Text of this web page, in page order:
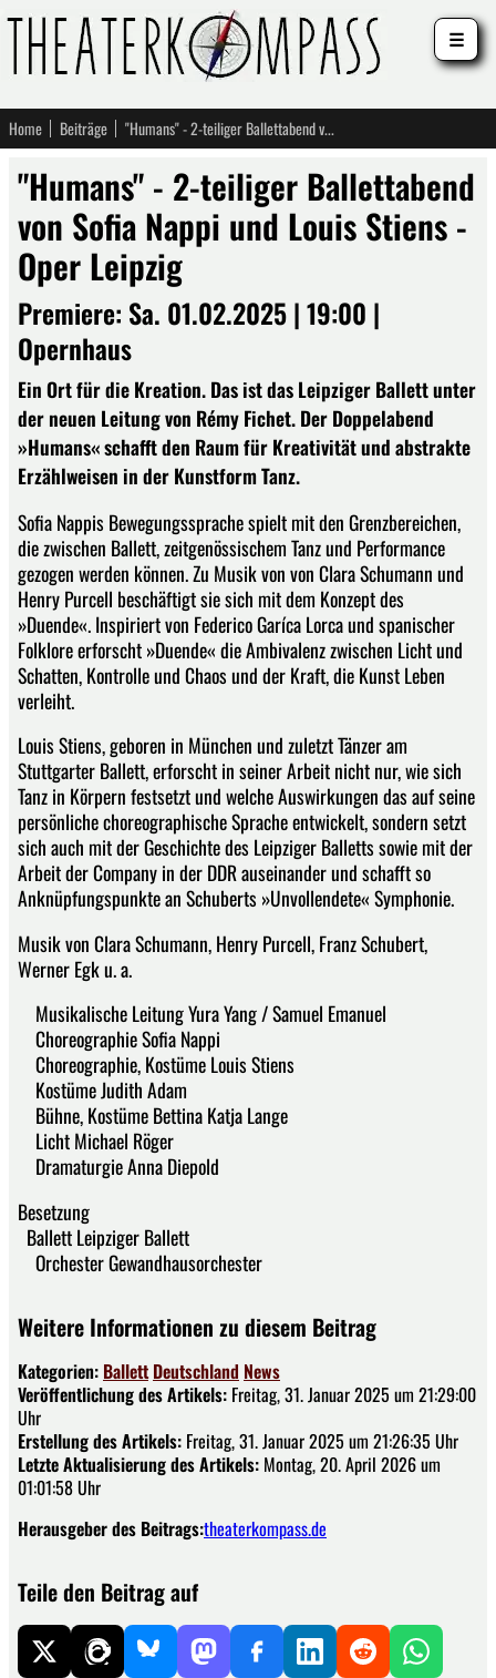
Home Beiträge "Humans" - 2-teiliger Ballettabend von Sofia Nappi und Louis Stiens - Oper Leipzig
"Humans" - 2-teiliger Ballettabend
von Sofia Nappi und Louis Stiens -
Oper Leipzig
Premiere: Sa. 01.02.2025 | 19:00 |
Opernhaus
Ein Ort für die Kreation. Das ist das Leipziger Ballett unter
der neuen Leitung von Rémy Fichet. Der Doppelabend
»Humans« schafft den Raum für Kreativität und abstrakte
Erzählweisen in der Kunstform Tanz.
Sofia Nappis Bewegungssprache spielt mit den Grenzbereichen,
die zwischen Ballett, zeitgenössischem Tanz und Performance
gezogen werden können. Zu Musik von von Clara Schumann und
Henry Purcell beschäftigt sie sich mit dem Konzept des
»Duende«. Inspiriert von Federico Garíca Lorca und spanischer
Folklore erforscht »Duende« die Ambivalenz zwischen Licht und
Schatten, Kontrolle und Chaos und der Kraft, die Kunst Leben
verleiht.
Louis Stiens, geboren in München und zuletzt Tänzer am
Stuttgarter Ballett, erforscht in seiner Arbeit nicht nur, wie sich
Tanz in Körpern festsetzt und welche Auswirkungen das auf seine
persönliche choreographische Sprache entwickelt, sondern setzt
sich auch mit der Geschichte des Leipziger Balletts sowie mit der
Arbeit der Company in der DDR auseinander und schafft so
Anknüpfungspunkte an Schuberts »Unvollendete« Symphonie.
Musik von Clara Schumann, Henry Purcell, Franz Schubert,
Werner Egk u. a.
Musikalische Leitung Yura Yang / Samuel Emanuel
Choreographie Sofia Nappi
Choreographie, Kostüme Louis Stiens
Kostüme Judith Adam
Bühne, Kostüme Bettina Katja Lange
Licht Michael Röger
Dramaturgie Anna Diepold
Besetzung
Ballett Leipziger Ballett
Orchester Gewandhausorchester
Weitere Informationen zu diesem Beitrag
Kategorien: Ballett Deutschland News
Veröffentlichung des Artikels: Freitag, 31. Januar 2025 um 21:29:00
Uhr
Erstellung des Artikels: Freitag, 31. Januar 2025 um 21:26:35 Uhr
Letzte Aktualisierung des Artikels: Montag, 20. April 2026 um
01:01:58 Uhr
Herausgeber des Beitrags:theaterkompass.de
Teile den Beitrag auf
☰